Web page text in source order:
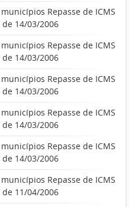
Repasse de ICMS
14/03/2006
Repasse de ICMS
14/03/2006
Repasse de ICMS
14/03/2006
Repasse de ICMS
14/03/2006
Repasse de ICMS
14/03/2006
Repasse de ICMS
11/04/2006